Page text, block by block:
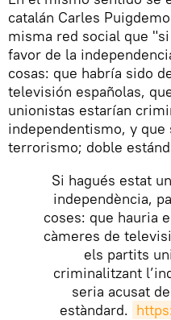
catalán Carles
misma red social que
favor de la
cosas: que habría sido
televisión españolas,
unionistas estarían
independentismo, y que
terrorismo; doble
Si hagués estat
independència,
coses: que hauria
càmeres de
els partits
criminalitzant
seria acusat
estàndard.